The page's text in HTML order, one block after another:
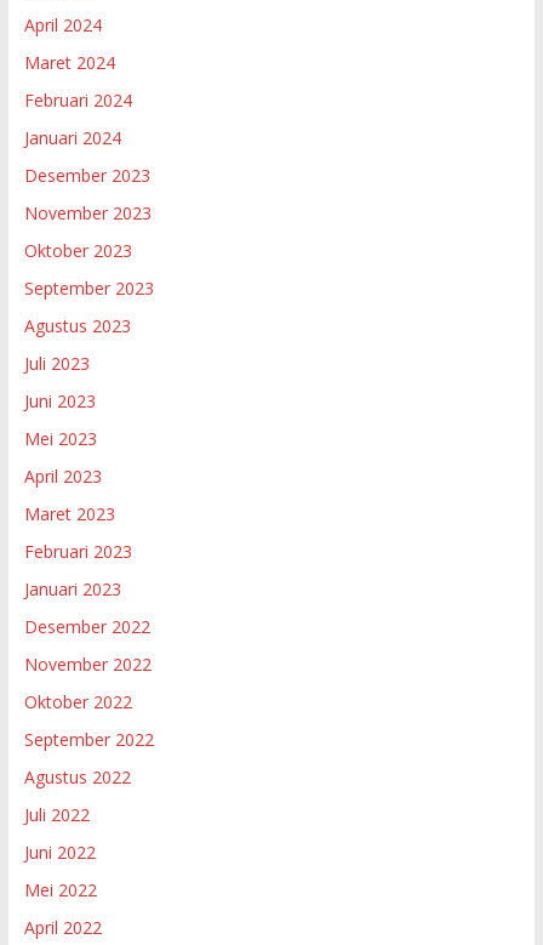
April 2024
Maret 2024
Februari 2024
Januari 2024
Desember 2023
November 2023
Oktober 2023
September 2023
Agustus 2023
Juli 2023
Juni 2023
Mei 2023
April 2023
Maret 2023
Februari 2023
Januari 2023
Desember 2022
November 2022
Oktober 2022
September 2022
Agustus 2022
Juli 2022
Juni 2022
Mei 2022
April 2022